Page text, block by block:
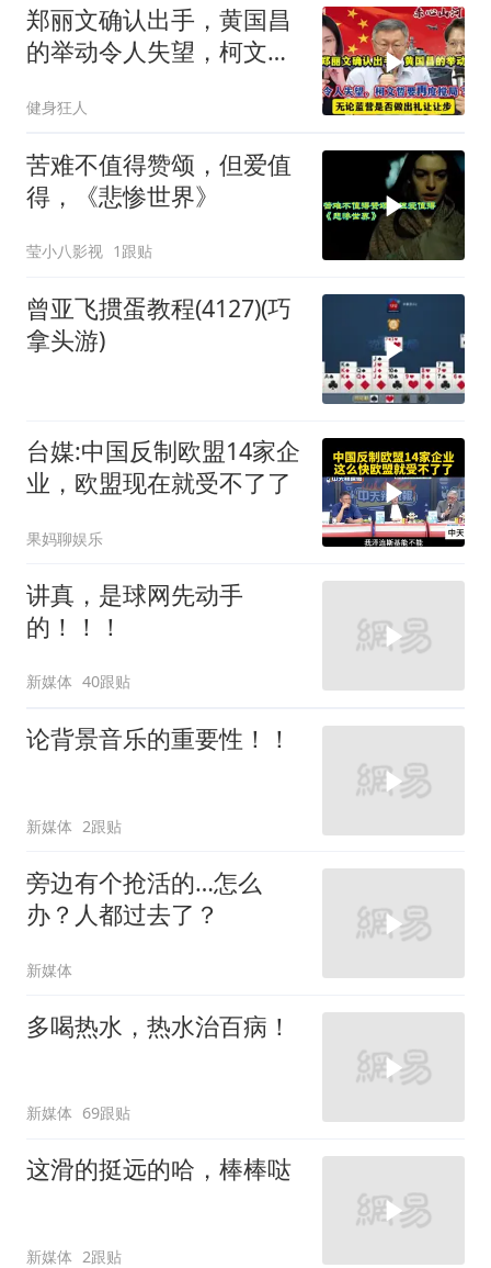
郑丽文确认出手，黄国昌
的举动令人失望，柯文哲
健身狂人
苦难不值得赞颂，但爱值
得，《悲惨世界》
莹小八影视 1跟贴
曾亚飞掼蛋教程(4127)(巧
拿头游)
台媒:中国反制欧盟14家企
业，欧盟现在就受不了了
果妈聊娱乐
讲真，是球网先动手
的！！！
新媒体 40跟贴
论背景音乐的重要性！！
新媒体 2跟贴
旁边有个抢活的…怎么
办？人都过去了？
新媒体
多喝热水，热水治百病！
新媒体 69跟贴
这滑的挺远的哈，棒棒哒
新媒体 2跟贴